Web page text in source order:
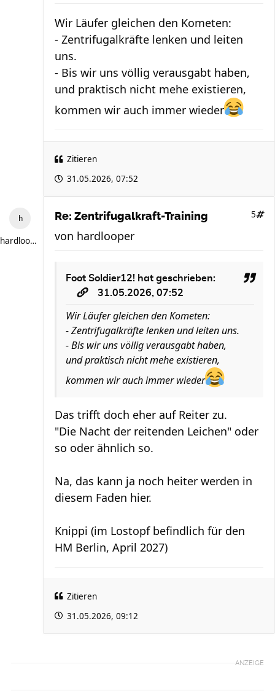
Wir Läufer gleichen den Kometen:
- Zentrifugalkräfte lenken und leiten
uns.
- Bis wir uns völlig verausgabt haben,
und praktisch nicht mehe existieren,
kommen wir auch immer wieder
Zitieren
31.05.2026, 07:52
hardlooper
Re: Zentrifugalkraft-Training 5
von hardlooper
Foot Soldier12! hat geschrieben:
31.05.2026, 07:52
Wir Läufer gleichen den Kometen:
- Zentrifugalkräfte lenken und leiten uns.
- Bis wir uns völlig verausgabt haben,
und praktisch nicht mehe existieren,
kommen wir auch immer wieder
Das trifft doch eher auf Reiter zu.
"Die Nacht der reitenden Leichen" oder
so oder ähnlich so.
Na, das kann ja noch heiter werden in
diesem Faden hier.
Knippi (im Lostopf befindlich für den
HM Berlin, April 2027)
Zitieren
31.05.2026, 09:12
ANZEIGE